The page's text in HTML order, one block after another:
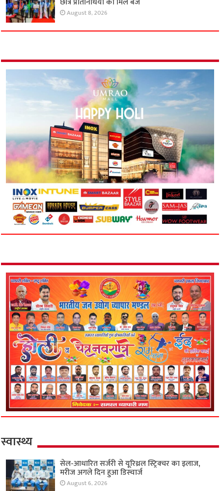
August 8, 2026
स्वास्थ्य
सेल-आधारित सर्जरी से यूरिथ्रल स्ट्रिक्चर का इलाज,
मरीज अगले दिन हुआ डिस्चार्ज
August 6, 2026